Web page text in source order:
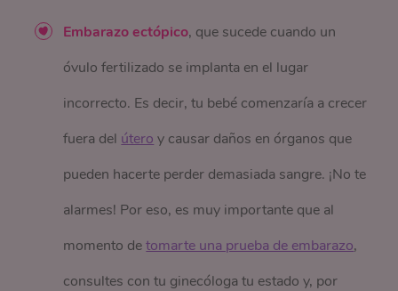
Embarazo ectópico, que sucede cuando un
óvulo fertilizado se implanta en el lugar
incorrecto. Es decir, tu bebé comenzaría a crecer
fuera del útero y causar daños en órganos que
pueden hacerte perder demasiada sangre. ¡No te
alarmes! Por eso, es muy importante que al
momento detomarte una prueba de embarazo,
consultes con tu ginecóloga tu estado y, por